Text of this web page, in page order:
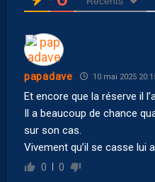
papadave 10 mai 2025
Et encore que la réserve il
Il a beaucoup de chance
sur son cas.
Vivement qu’il se casse lui
0 0